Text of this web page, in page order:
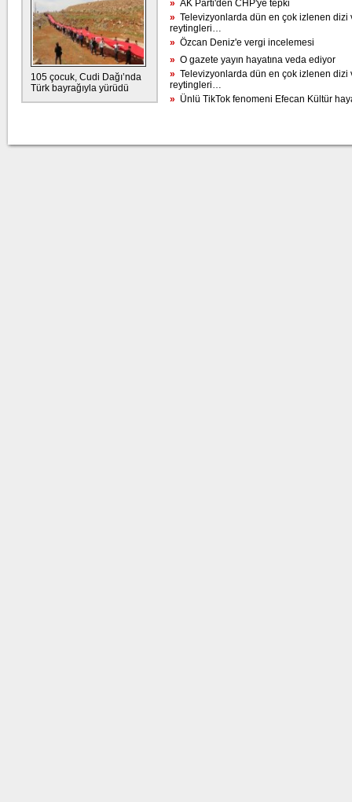
105 çocuk, Cudi Dağı’nda
Türk bayrağıyla yürüdü
» AK Parti'den CHP'ye tepki
» Televizyonlarda dün en çok izlenen dizi
reytingleri…
» Özcan Deniz'e vergi incelemesi
» O gazete yayın hayatına veda ediyor
» Televizyonlarda dün en çok izlenen dizi
reytingleri…
» Ünlü TikTok fenomeni Efecan Kültür